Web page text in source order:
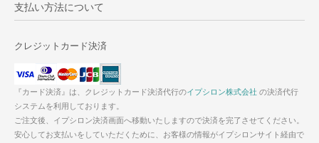
支払い方法について
クレジットカード決済
『カード決済』は、クレジットカード決済代行のイプシロン株式会社 の決済代行
システムを利用しております。
ご注文後、イプシロン決済画面へ移動いたしますので決済を完了させてください。
安心してお支払いをしていただくために、お客様の情報がイプシロンサイト経由で